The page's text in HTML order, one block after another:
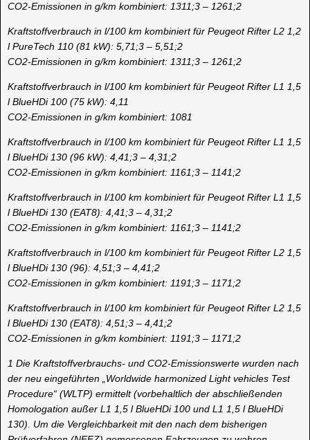
CO2-Emissionen in g/km kombiniert: 1311;3 – 1261;2
Kraftstoffverbrauch in l/100 km kombiniert für Peugeot Rifter L2 1,2
l PureTech 110 (81 kW): 5,71;3 – 5,51;2
CO2-Emissionen in g/km kombiniert: 1311;3 – 1261;2
Kraftstoffverbrauch in l/100 km kombiniert für Peugeot Rifter L1 1,5
l BlueHDi 100 (75 kW): 4,11
CO2-Emissionen in g/km kombiniert: 1081
Kraftstoffverbrauch in l/100 km kombiniert für Peugeot Rifter L1 1,5
l BlueHDi 130 (96 kW): 4,41;3 – 4,31;2
CO2-Emissionen in g/km kombiniert: 1161;3 – 1141;2
Kraftstoffverbrauch in l/100 km kombiniert für Peugeot Rifter L1 1,5
l BlueHDi 130 (EAT8): 4,41;3 – 4,31;2
CO2-Emissionen in g/km kombiniert: 1161;3 – 1141;2
Kraftstoffverbrauch in l/100 km kombiniert für Peugeot Rifter L2 1,5
l BlueHDi 130 (96): 4,51;3 – 4,41;2
CO2-Emissionen in g/km kombiniert: 1191;3 – 1171;2
Kraftstoffverbrauch in l/100 km kombiniert für Peugeot Rifter L2 1,5
l BlueHDi 130 (EAT8): 4,51;3 – 4,41;2
CO2-Emissionen in g/km kombiniert: 1191;3 – 1171;2
1 Die Kraftstoffverbrauchs- und CO2-Emissionswerte wurden nach
der neu eingeführten „Worldwide harmonized Light vehicles Test
Procedure“ (WLTP) ermittelt (vorbehaltlich der abschließenden
Homologation außer L1 1,5 l BlueHDi 100 und L1 1,5 l BlueHDi
130). Um die Vergleichbarkeit mit den nach dem bisherigen